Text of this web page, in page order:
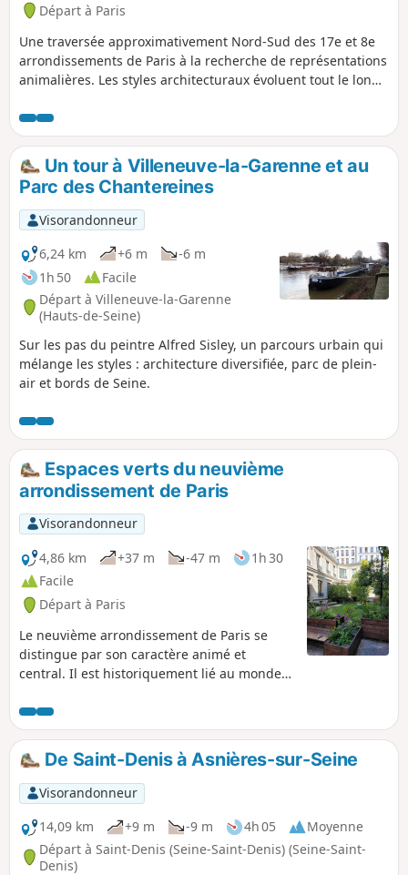
Départ à Paris
Une traversée approximativement Nord-Sud des 17e et 8e
arrondissements de Paris à la recherche de représentations
animalières. Les styles architecturaux évoluent tout le long
tranche de verdure.
Un tour à Villeneuve-la-Garenne et au
Parc des Chantereines
Visorandonneur
6,24 km
+6 m
-6 m
1h 50
Facile
Départ à Villeneuve-la-Garenne
(Hauts-de-Seine)
Sur les pas du peintre Alfred Sisley, un parcours urbain qui
mélange les styles : architecture diversifiée, parc de plein-
air et bords de Seine.
Espaces verts du neuvième
arrondissement de Paris
Visorandonneur
4,86 km
+37 m -47 m
1h 30
Facile
Départ à Paris
Le neuvième arrondissement de Paris se
distingue par son caractère animé et
central. Il est historiquement lié au monde
cinémas et salles de concert. Quartier
commerçant, il accueille grands magasins,
boutiques et passages couverts
emblématiques. Il mêle architecture
haussmannienne, et constructions récentes,
tout en restant résidentiel.Après les deux
premiers arrondissements, le neuvième est
celui qui possède le moins d'espaces verts. Il
s’agit surtout de jardins de proximité, très
De Saint-Denis à Asnières-sur-Seine
Visorandonneur
14,09 km
+9 m -9 m 4h 05
Moyenne
Départ à Saint-Denis (Seine-Saint-Denis) (Seine-Saint-
Denis)